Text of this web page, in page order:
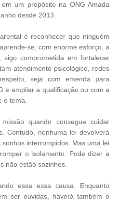
um propósito na ONG Amada
desde 2013.
é reconhecer que ninguém
se, com enorme esforço, a
comprometida em fortalecer
atendimento psicológico, redes
seja com emenda para
e ampliar a qualificação ou com a
o tema.
quando consegue cuidar
Contudo, nenhuma lei devolverá
interrompidos. Mas uma lei
o isolamento. Pode dizer a
não estão sozinhos.
essa essa causa. Enquanto
ser ouvidas, haverá também o